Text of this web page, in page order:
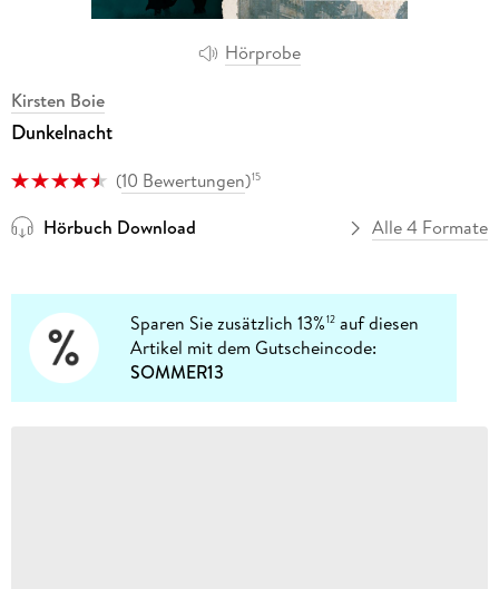
Hörprobe
Kirsten Boie
Dunkelnacht
(10 Bewertungen)15
Hörbuch Download Alle 4 Formate
Sparen Sie zusätzlich 13%12 auf diesen
Artikel mit dem Gutscheincode:
SOMMER13